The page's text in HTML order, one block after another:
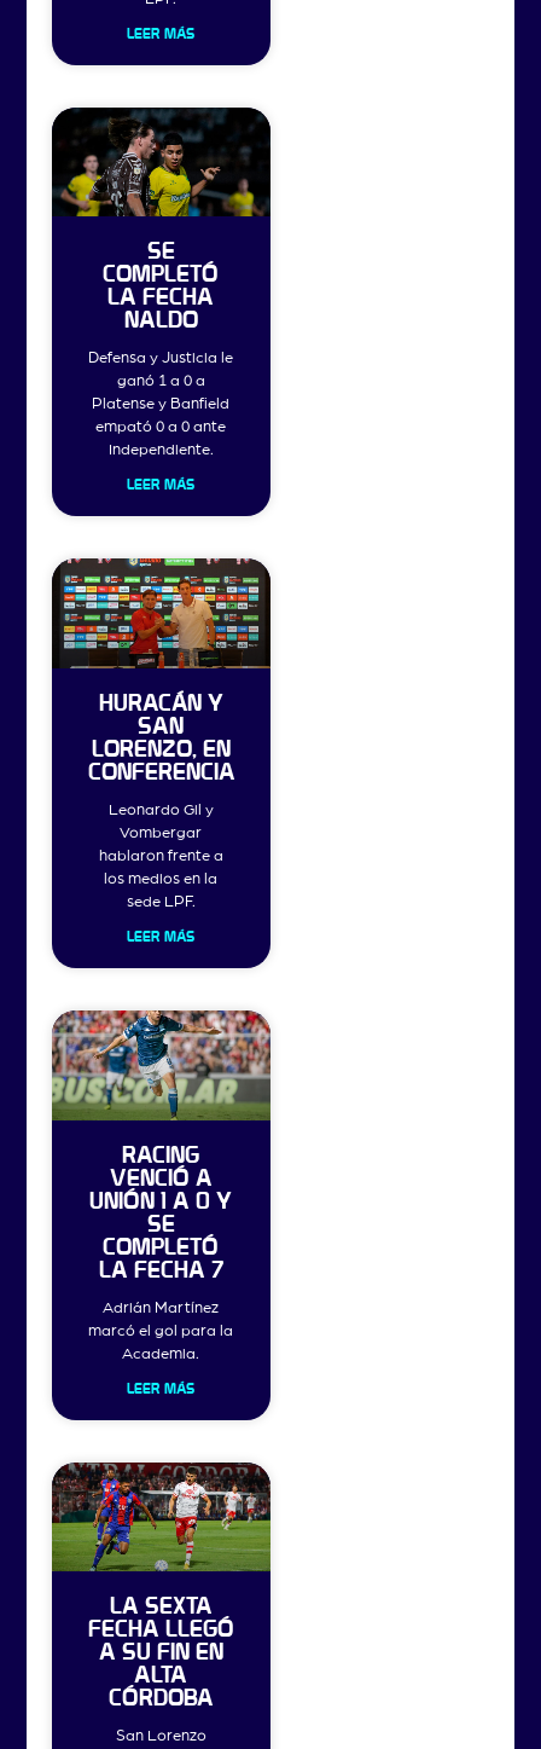
LEER MÁS
SE
COMPLETÓ
LA FECHA
NALDO
Defensa y Justicia le
ganó 1 a 0 a
Platense y Banfield
empató 0 a 0 ante
Independiente.
LEER MÁS
HURACÁN Y
SAN
LORENZO, EN
CONFERENCIA
Leonardo Gil y
Vombergar
hablaron frente a
los medios en la
sede LPF.
LEER MÁS
RACING
VENCIÓ A
UNIÓN 1 A 0 Y
SE
COMPLETÓ
LA FECHA 7
Adrián Martínez
marcó el gol para la
Academia.
LEER MÁS
LA SEXTA
FECHA LLEGÓ
A SU FIN EN
ALTA
CÓRDOBA
San Lorenzo